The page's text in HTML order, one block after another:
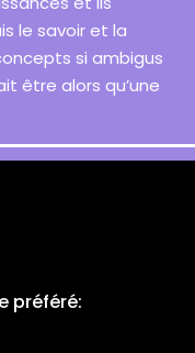
le savoir et la
si ambigus
être alors qu’une
préféré: